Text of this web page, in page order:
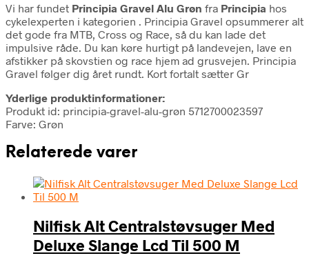
Vi har fundet Principia Gravel Alu Grøn fra Principia hos
cykelexperten i kategorien . Principia Gravel opsummerer alt
det gode fra MTB, Cross og Race, så du kan lade det
impulsive råde. Du kan køre hurtigt på landevejen, lave en
afstikker på skovstien og race hjem ad grusvejen. Principia
Gravel følger dig året rundt. Kort fortalt sætter Gr
Yderlige produktinformationer:
Produkt id: principia-gravel-alu-grøn 5712700023597
Farve: Grøn
Relaterede varer
Nilfisk Alt Centralstøvsuger Med
Deluxe Slange Lcd Til 500 M